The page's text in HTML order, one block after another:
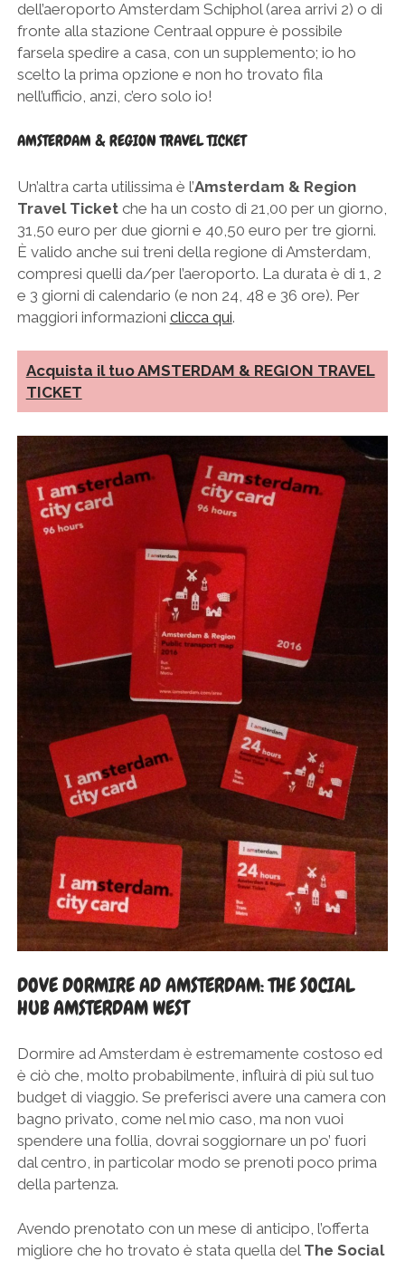
dell’aeroporto Amsterdam Schiphol (area arrivi 2) o di
fronte alla stazione Centraal oppure è possibile
farsela spedire a casa, con un supplemento; io ho
scelto la prima opzione e non ho trovato fila
nell’ufficio, anzi, c’ero solo io!
AMSTERDAM & REGION TRAVEL TICKET
Un’altra carta utilissima è l’Amsterdam & Region
Travel Ticketche ha un costo di 21,00 per un giorno,
31,50 euro per due giorni e 40,50 euro per tre giorni.
È valido anche sui treni della regione di Amsterdam,
compresi quelli da/per l’aeroporto. La durata è di 1, 2
e 3 giorni di calendario (e non 24, 48 e 36 ore). Per
maggiori informazioni clicca qui.
Acquista il tuo AMSTERDAM & REGION TRAVEL
TICKET
DOVE DORMIRE AD AMSTERDAM: THE SOCIAL
HUB AMSTERDAM WEST
Dormire ad Amsterdam è estremamente costoso ed
è ciò che, molto probabilmente, influirà di più sul tuo
budget di viaggio. Se preferisci avere una camera con
bagno privato, come nel mio caso, ma non vuoi
spendere una follia, dovrai soggiornare un po’ fuori
dal centro, in particolar modo se prenoti poco prima
della partenza.
Avendo prenotato con un mese di anticipo, l’offerta
migliore che ho trovato è stata quella del The Social